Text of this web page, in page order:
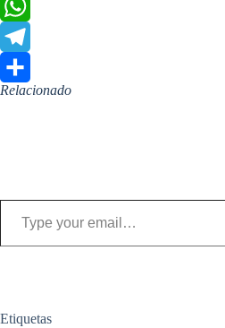
o
k
ee
s
bd
d
t
u
s
M
a
t
W
h
a
p
T
e
a
C
r
i
Relacionado
Type your email…
Etiquetas